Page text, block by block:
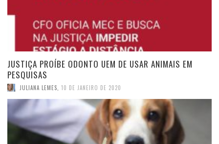
JUSTIÇA PROÍBE ODONTO UEM DE USAR ANIMAIS EM
PESQUISAS
JULIANA LEMES 10 DE JANEIRO DE 2020